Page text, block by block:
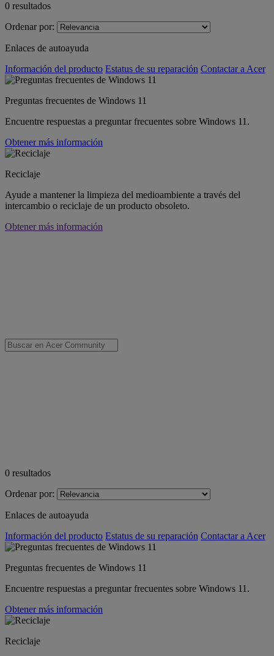
0 resultados
Ordenar por:
Enlaces de autoayuda
Información del producto Estatus de su reparación Contactar a Acer
Preguntas frecuentes de Windows 11
Encuentre respuestas a preguntar frecuentes sobre Windows 11.
Obtener más información
Reciclaje
Ayude a mantener la limpieza del medioambiente a través del
intercambio o reciclaje de un producto obsoleto.
Obtener más información
0 resultados
Ordenar por:
Enlaces de autoayuda
Información del producto Estatus de su reparación Contactar a Acer
Preguntas frecuentes de Windows 11
Encuentre respuestas a preguntar frecuentes sobre Windows 11.
Obtener más información
Reciclaje